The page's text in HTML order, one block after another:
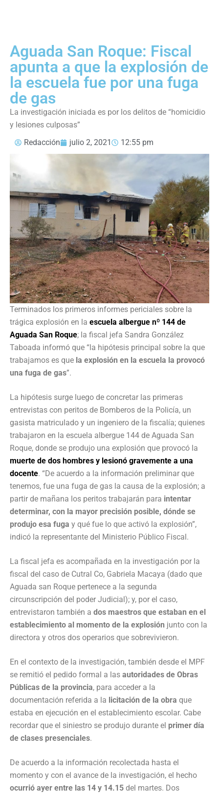
Aguada San Roque: Fiscal
apunta a que la explosión de
la escuela fue por una fuga
de gas
La investigación iniciada es por los delitos de “homicidio
y lesiones culposas”
Redacción
julio 2, 2021 12:55 pm
Terminados los primeros informes periciales sobre la
trágica explosión en la escuela albergue nº 144 de
Aguada San Roque; la fiscal jefa Sandra González
Taboada informó que “la hipótesis principal sobre la que
trabajamos es que la explosión en la escuela la provocó
una fuga de gas”.
La hipótesis surge luego de concretar las primeras
entrevistas con peritos de Bomberos de la Policía, un
gasista matriculado y un ingeniero de la fiscalía; quienes
trabajaron en la escuela albergue 144 de Aguada San
Roque, donde se produjo una explosión que provocó la
muerte de dos hombres y lesionó gravemente a una
docente. “De acuerdo a la información preliminar que
tenemos, fue una fuga de gas la causa de la explosión; a
partir de mañana los peritos trabajarán para intentar
determinar, con la mayor precisión posible, dónde se
produjo esa fuga y qué fue lo que activó la explosión”,
indicó la representante del Ministerio Público Fiscal.
La fiscal jefa es acompañada en la investigación por la
fiscal del caso de Cutral Co, Gabriela Macaya (dado que
Aguada san Roque pertenece a la segunda
circunscripción del poder Judicial); y, por el caso,
entrevistaron también a dos maestros que estaban en el
establecimiento al momento de la explosión junto con la
directora y otros dos operarios que sobrevivieron.
En el contexto de la investigación, también desde el MPF
se remitió el pedido formal a las autoridades de Obras
Públicas de la provincia, para acceder a la
documentación referida a la licitación de la obra que
estaba en ejecución en el establecimiento escolar. Cabe
recordar que el siniestro se produjo durante el primer día
de clases presenciales.
De acuerdo a la información recolectada hasta el
momento y con el avance de la investigación, el hecho
ocurrió ayer entre las 14 y 14.15 del martes. Dos